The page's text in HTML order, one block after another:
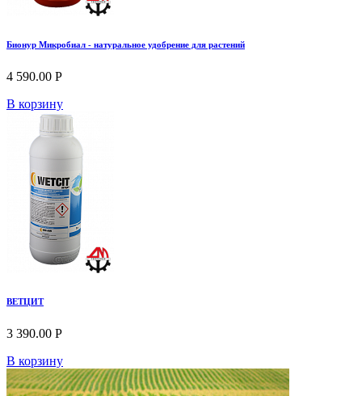
Бионур Микробиал - натуральное удобрение для растений
4 590.00 Р
В корзину
ВЕТЦИТ
3 390.00 Р
В корзину